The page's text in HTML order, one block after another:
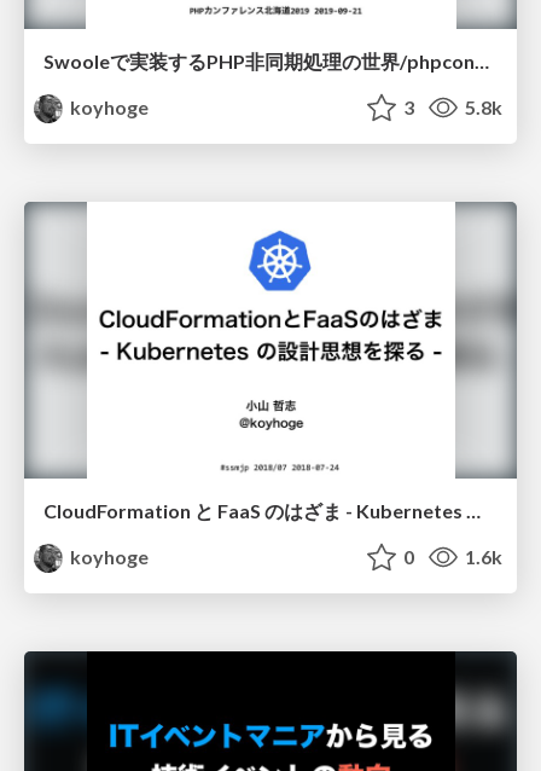
koyhoge
3 5.8k
CloudFormation と FaaS のはざま - Kubernetes の設計思想を探る -/cf-faas-k8s
koyhoge
0 1.6k